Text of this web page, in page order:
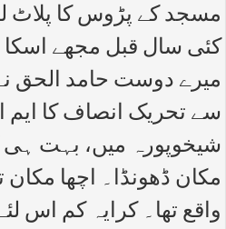
مسجد کے پڑوس کا پلاٹ
کئی سال قبل مجھے اسکا
میرے دوست حامد الحق
سے تحریک انصاف کا ایم
شیخوپورہ میں، بہت ہی
مکان ڈھونڈا۔ اچھا
واقع تھا۔ کرایہ کم اس